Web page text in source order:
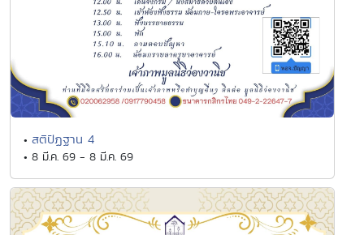
• สติปัฏฐาน 4
• 8 มี.ค. 69 - 8 มี.ค. 69